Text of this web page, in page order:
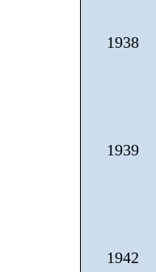
1938
1939
1942